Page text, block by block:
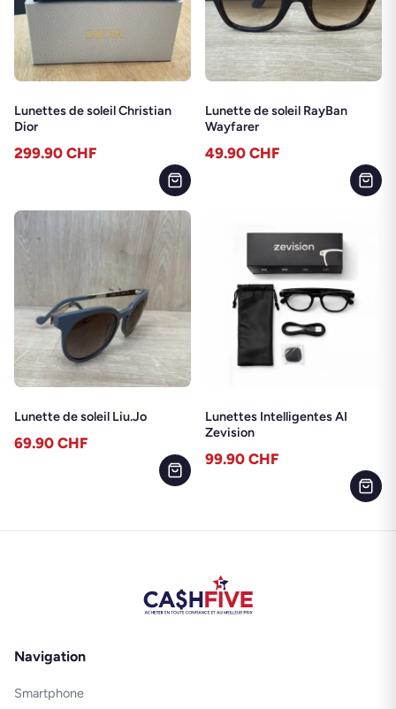
Lunettes de soleil Christian
Dior
299.90 CHF
Lunette de soleil RayBan
Wayfarer
49.90 CHF
Lunette de soleil Liu.Jo
69.90 CHF
Lunettes Intelligentes AI
Zevision
99.90 CHF
Navigation
Smartphone